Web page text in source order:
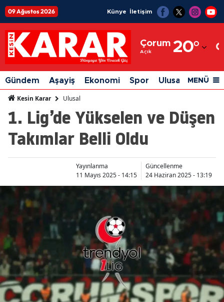
09 Ağustos 2026 Künye İletişim
Çorum
Açık 20°
Adıyaman
Afyonkarahisar
Ağrı
Amasya
Artvin
Aydın
Balıkesir
Bilecik
Bingöl
Bitlis
Bolu
Gündem Aşayiş Ekonomi Spor Ulusal Siyaset
MENÜ
Kesin Karar Ulusal
1. Lig’de Yükselen ve Düşen
Takımlar Belli Oldu
Yayınlanma
11 Mayıs 2025 - 14:15
Güncellenme
24 Haziran 2025 - 13:19